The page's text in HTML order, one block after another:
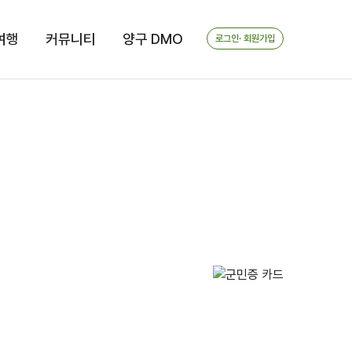
행 커뮤니티 양구 DMO 로그인· 회원가입